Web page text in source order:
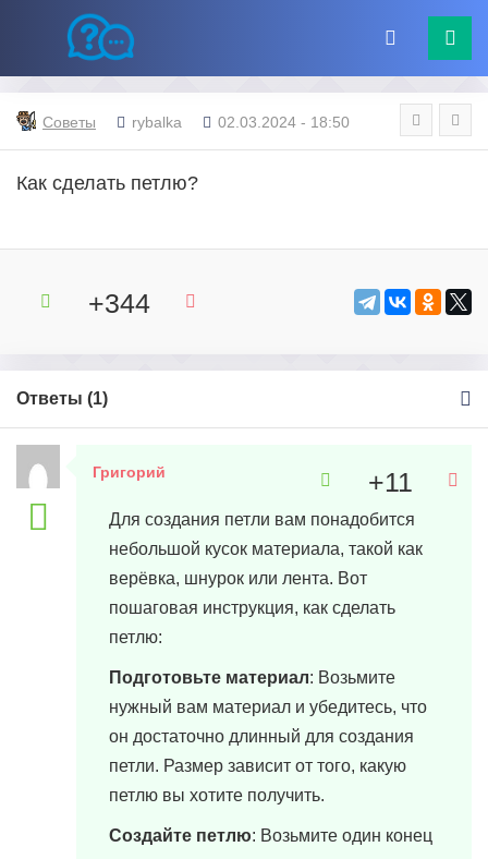
Советы rybalka 02.03.2024 - 18:50
Как сделать петлю?
+344
Ответы (1)
Григорий
Для создания петли вам понадобится
небольшой кусок материала, такой как
верёвка, шнурок или лента. Вот
пошаговая инструкция, как сделать
петлю:
Подготовьте материал: Возьмите
нужный вам материал и убедитесь, что
он достаточно длинный для создания
петли. Размер зависит от того, какую
петлю вы хотите получить.
Создайте петлю: Возьмите один конец
+11